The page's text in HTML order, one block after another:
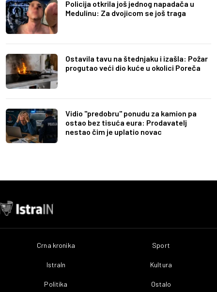
Policija otkrila još jednog napadača u
Medulinu: Za dvojicom se još traga
Ostavila tavu na štednjaku i izašla: Požar
progutao veći dio kuće u okolici Poreča
Vidio "predobru" ponudu za kamion pa
ostao bez tisuća eura: Prodavatelj
nestao čim je uplatio novac
Crna kronika
IstraIn
Politika
Sport
Kultura
Ostalo